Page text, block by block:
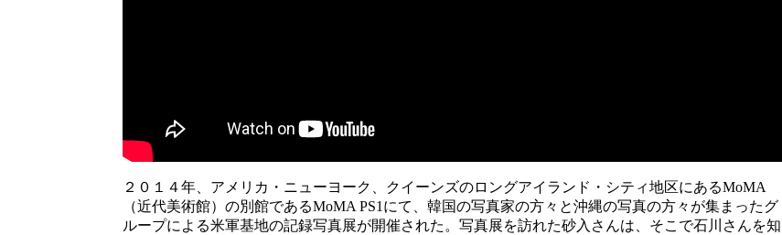
２０１４年、アメリカ・ニューヨーク、クイーンズのロングアイランド・シティ地区にあるMoMA
（近代美術館）の別館であるMoMA PS1にて、韓国の写真家の方々と沖縄の写真の方々が集まったグ
ループによる米軍基地の記録写真展が開催された。写真展を訪れた砂入さんは、そこで石川さんを知